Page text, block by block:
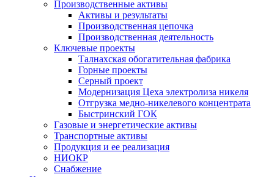
Производственные активы
Активы и результаты
Производственная цепочка
Производственная деятельность
Ключевые проекты
Талнахская обогатительная фабрика
Горные проекты
Серный проект
Модернизация Цеха электролиза никеля
Отгрузка медно-никелевого концентрата
Быстринский ГОК
Газовые и энергетические активы
Транспортные активы
Продукция и ее реализация
НИОКР
Снабжение